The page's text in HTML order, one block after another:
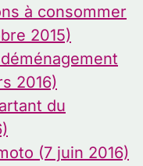
à consommer
2015)
2016)
du
(7 juin 2016)